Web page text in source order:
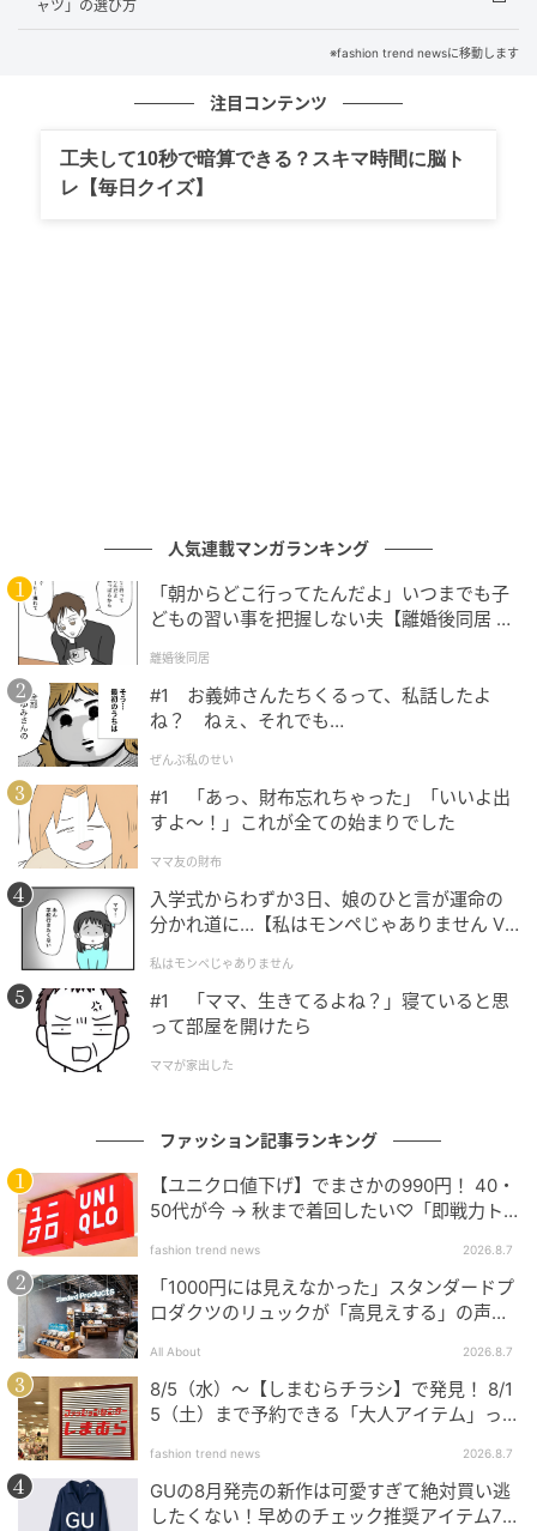
インフルエンサーの@mhi_7746さんも「ラクしたい日
ほどオシャレに見えたいそんな大人世代におすすめし
たい一本」と、こちらのパンツの着回しを楽しんでい
る様子。ナチュラルカラーのパンツの軽やかな雰囲気
を頼りに、カーディガンはダークグリーンを選んで大
人っぽく引き締めています。パンツは美しいシルエッ
トとなめらかな素材感のおかげで部屋着見えしにくい
のが優秀ポイントです。
色の統一感を意識して上品にまとめる
ャツ」の選び方
※fashion trend newsに移動します
注目コンテンツ
工夫して10秒で暗算できる？スキマ時間に脳ト
レ【毎日クイズ】
人気連載マンガランキング
「朝からどこ行ってたんだよ」いつまでも子
どもの習い事を把握しない夫【離婚後同居 Vo
離婚後同居
#1 お義姉さんたちくるって、私話したよ
ね？ ねぇ、それでも…
ぜんぶ私のせい
#1 「あっ、財布忘れちゃった」「いいよ出
すよ〜！」これが全ての始まりでした
ママ友の財布
入学式からわずか3日、娘のひと言が運命の
分かれ道に…【私はモンペじゃありません Vo
私はモンペじゃありません
#1 「ママ、生きてるよね？」寝ていると思
って部屋を開けたら
ママが家出した
ファッション記事ランキング
【ユニクロ値下げ】でまさかの990円！ 40・
50代が今 → 秋まで着回したい♡「即戦力ト
fashion trend news 2026.8.7
「1000円には見えなかった」スタンダードプ
ロダクツのリュックが「高見えする」の声。
All About 2026.8.7
8/5（水）〜【しまむらチラシ】で発見！ 8/1
5（土）まで予約できる「大人アイテム」っ
fashion trend news 2026.8.7
GUの8月発売の新作は可愛すぎて絶対買い逃
したくない！早めのチェック推奨アイテム7